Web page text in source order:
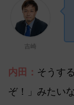
吉崎
内田： そうす
ぞ！」みたい